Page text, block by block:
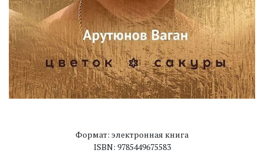
Формат: электронная книга
ISBN: 9785449675583